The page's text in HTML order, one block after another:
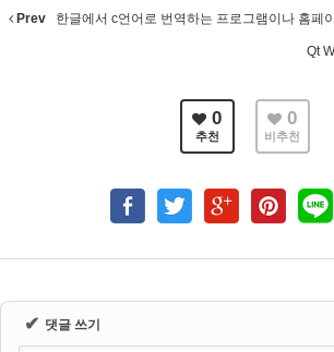
Prev 한글에서 c언어로 번역하는 프로그램이나 홈페
Qt
0
추천
0
비추천
✔ 댓글 쓰기